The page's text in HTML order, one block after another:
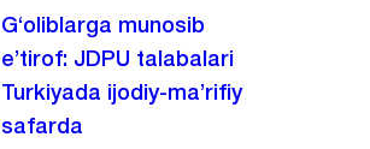
G‘oliblarga munosib
e’tirof: JDPU talabalari
Turkiyada ijodiy-ma’rifiy
safarda